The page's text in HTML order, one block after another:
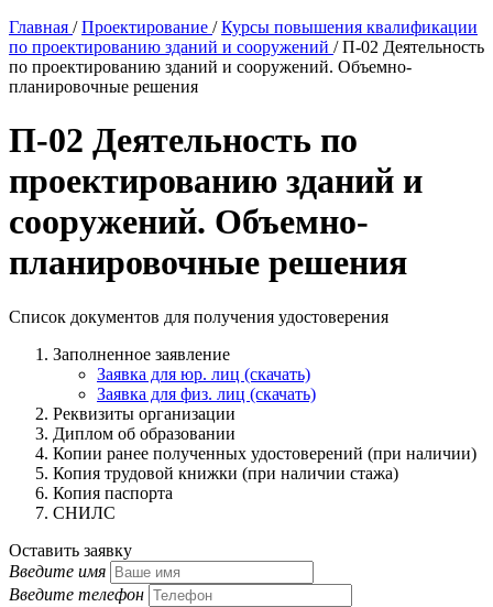
Главная /Проектирование /Курсы повышения квалификации
по проектированию зданий и сооружений /П-02 Деятельность
по проектированию зданий и сооружений. Объемно-
планировочные решения
П-02 Деятельность по
проектированию зданий и
сооружений. Объемно-
планировочные решения
Список документов для получения удостоверения
Заполненное заявление
Заявка для юр. лиц (скачать)
Заявка для физ. лиц (скачать)
Реквизиты организации
Диплом об образовании
Копии ранее полученных удостоверений (при наличии)
Копия трудовой книжки (при наличии стажа)
Копия паспорта
СНИЛС
Оставить заявку
Введите имя
Введите телефон